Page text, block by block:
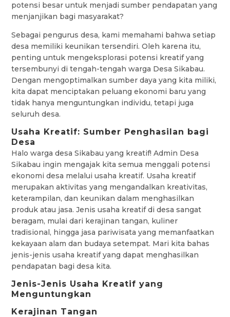
potensi besar untuk menjadi sumber pendapatan yang
menjanjikan bagi masyarakat?
Sebagai pengurus desa, kami memahami bahwa setiap
desa memiliki keunikan tersendiri. Oleh karena itu,
penting untuk mengeksplorasi potensi kreatif yang
tersembunyi di tengah-tengah warga Desa Sikabau.
Dengan mengoptimalkan sumber daya yang kita miliki,
kita dapat menciptakan peluang ekonomi baru yang
tidak hanya menguntungkan individu, tetapi juga
seluruh desa.
Usaha Kreatif: Sumber Penghasilan bagi
Desa
Halo warga desa Sikabau yang kreatif! Admin Desa
Sikabau ingin mengajak kita semua menggali potensi
ekonomi desa melalui usaha kreatif. Usaha kreatif
merupakan aktivitas yang mengandalkan kreativitas,
keterampilan, dan keunikan dalam menghasilkan
produk atau jasa. Jenis usaha kreatif di desa sangat
beragam, mulai dari kerajinan tangan, kuliner
tradisional, hingga jasa pariwisata yang memanfaatkan
kekayaan alam dan budaya setempat. Mari kita bahas
jenis-jenis usaha kreatif yang dapat menghasilkan
pendapatan bagi desa kita.
Jenis-Jenis Usaha Kreatif yang
Menguntungkan
Kerajinan Tangan